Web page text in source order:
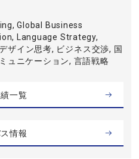
Global Business
Language Strategy,
ザイン思考, ビジネス交渉, 国
ュニケーション, 言語戦略
一覧
情報